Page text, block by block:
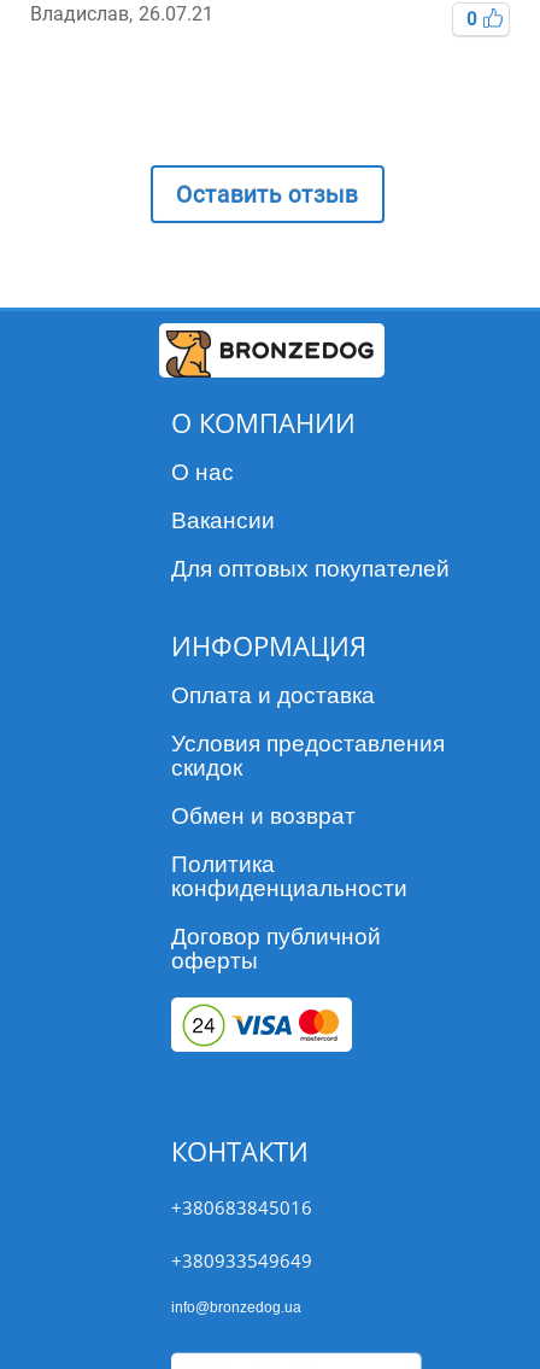
Владислав, 26.07.21 0
Оставить отзыв
О КОМПАНИИ
О нас
Вакансии
Для оптовых покупателей
ИНФОРМАЦИЯ
Оплата и доставка
Условия предоставления
скидок
Обмен и возврат
Политика
конфиденциальности
Договор публичной
оферты
КОНТАКТИ
+380683845016
+380933549649
info@bronzedog.ua